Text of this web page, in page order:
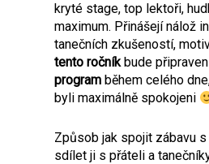
kryté stage, top lektoři,
maximum. Přinášejí nálož
tanečních zkušeností,
tento ročníkbude
programběhem celého
byli maximálně spokojeni
Způsob jak spojit zábavu s
sdílet ji s přáteli a